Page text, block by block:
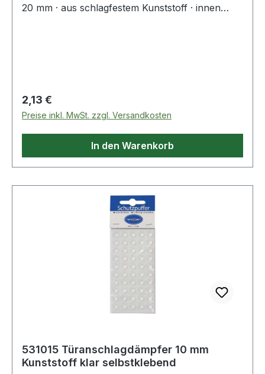
20 mm · aus schlagfestem Kunststoff · innen
Regulärer Preis:
2,13 €
Preise inkl. MwSt. zzgl. Versandkosten
In den Warenkorb
531015 Türanschlagdämpfer 10 mm
Kunststoff klar selbstklebend